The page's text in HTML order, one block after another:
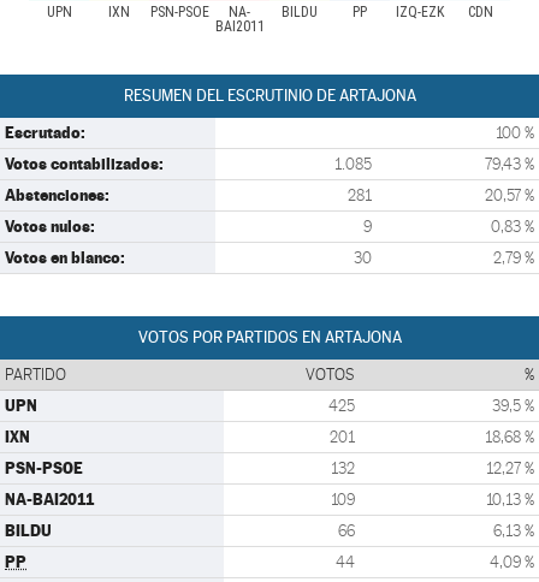
UPN IXN PSN-PSOE
NA-
BAI2011
BILDU PP IZQ-EZK CDN
RESUMEN DEL ESCRUTINIO DE ARTAJONA
Escrutado: 100 %
Votos contabilizados: 1.085 79,43 %
Abstenciones: 281 20,57 %
Votos nulos: 9 0,83 %
Votos en blanco: 30 2,79 %
VOTOS POR PARTIDOS EN ARTAJONA
PARTIDO VOTOS %
UPN 425 39,5 %
IXN 201 18,68 %
PSN-PSOE 132 12,27 %
NA-BAI2011 109 10,13 %
BILDU 66 6,13 %
PP 44 4,09 %